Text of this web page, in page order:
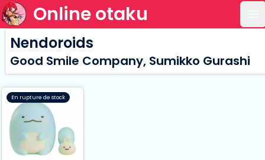
Online otaku
Nendoroids
Good Smile Company, Sumikko Gurashi
En rupture de stock